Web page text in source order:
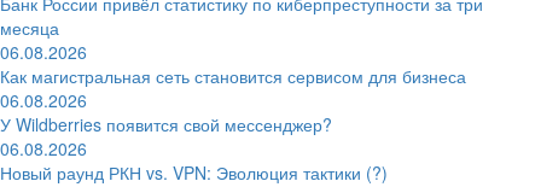
месяца
06.08.2026
Как магистральная сеть становится сервисом для бизнеса
06.08.2026
У Wildberries появится свой мессенджер?
06.08.2026
Новый раунд РКН vs. VPN: Эволюция тактики (?)